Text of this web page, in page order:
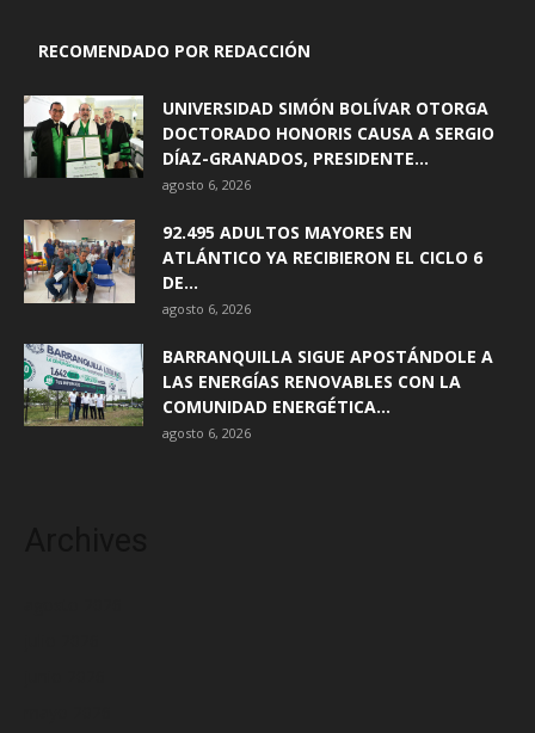
RECOMENDADO POR REDACCIÓN
UNIVERSIDAD SIMÓN BOLÍVAR OTORGA
DOCTORADO HONORIS CAUSA A SERGIO
DÍAZ-GRANADOS, PRESIDENTE...
agosto 6, 2026
92.495 ADULTOS MAYORES EN
ATLÁNTICO YA RECIBIERON EL CICLO 6
DE...
agosto 6, 2026
BARRANQUILLA SIGUE APOSTÁNDOLE A
LAS ENERGÍAS RENOVABLES CON LA
COMUNIDAD ENERGÉTICA...
agosto 6, 2026